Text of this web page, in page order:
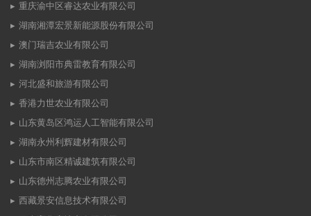
重庆渝中区睿达农业有限公司
湖南湘潭宏景新能源股份有限公司
澳门瑞吉农业有限公司
湖南浏阳市典雷教育有限公司
河北盛和旅游有限公司
香港力世农业有限公司
山东黄岛区鸿运人工智能有限公司
湖南永州利辉建材有限公司
山东市南区精诚建筑有限公司
山东德州志腾农业有限公司
西藏景安信息技术有限公司